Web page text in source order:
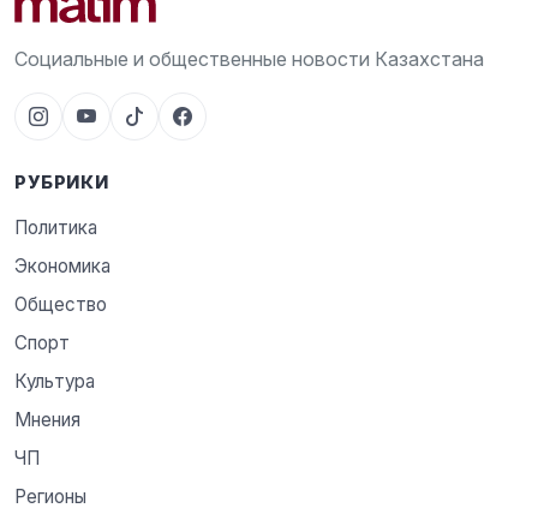
Социальные и общественные новости Казахстана
РУБРИКИ
Политика
Экономика
Общество
Спорт
Культура
Мнения
ЧП
Регионы